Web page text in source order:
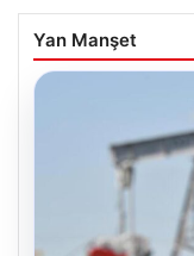
Yan Manşet